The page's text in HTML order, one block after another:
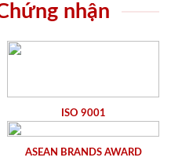
nhận
ISO 9001
ASEAN BRANDS AWARD